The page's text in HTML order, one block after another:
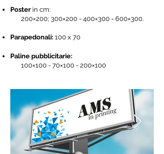
Poster in cm:
200×200; 300×200 - 400×300 - 600×300.
Parapedonali: 100 x 70
Paline pubblicitarie:
100×100 - 70×100 - 200×100